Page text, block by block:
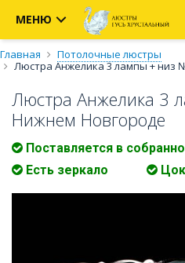
МЕНЮ
Главная
Потолочные люстры
Люстра Анжелика 3 лампы + низ
Люстра Анжелика 3
Нижнем Новгороде
Поставляется в
Есть зеркало